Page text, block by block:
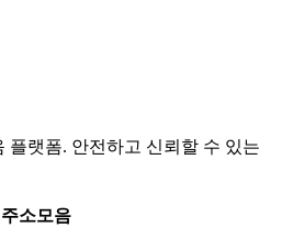
플랫폼. 안전하고 신뢰할 수 있는
주소모음